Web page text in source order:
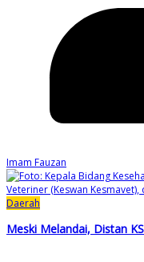
Imam Fauzan
Daerah
Meski Melandai, Distan